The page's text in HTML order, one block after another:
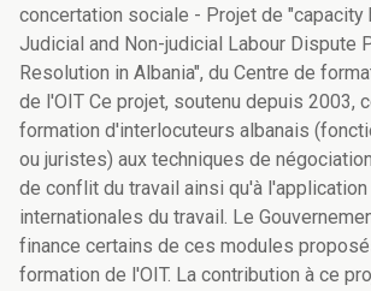
concertation sociale - Projet de "capacity
Judicial and Non-judicial Labour Dispute
Resolution in Albania", du Centre de
de l'OIT Ce projet, soutenu depuis 2003,
formation d'interlocuteurs albanais
ou juristes) aux techniques de
de conflit du travail ainsi qu'à
internationales du travail. Le
finance certains de ces modules
formation de l'OIT. La contribution à ce